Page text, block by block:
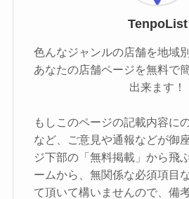
TenpoList
色んなジャンルの店舗を地域
あなたの店舗ページを無料で
出来ます！
もしこのページの記載内容に
など、ご意見や通報などが御
ジ下部の「無料掲載」から飛
ームから、無関係な必須項目
て頂いて構いませんので、備